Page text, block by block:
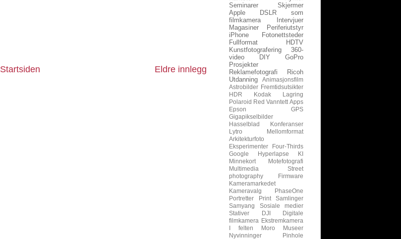
Eldre innlegg
Startsiden
Seminarer
Skjermer
Apple
DSLR som
filmkamera
Intervjuer
Magasiner
Periferiutstyr
iPhone
Fotonettsteder
Fullformat
HDTV
Kunstfotografering
360-
video
DIY
GoPro
Prosjekter
Reklamefotografi
Ricoh
Utdanning
Animasjonsfilm
Astrobilder Fremtidsutsikter
HDR
Kodak
Lagring
Polaroid Red Vanntett Apps
Epson
GPS
Gigapikselbilder
Hasselblad
Konferanser
Lytro
Mellomformat
Arkitekturfoto
Eksperimenter
Four-Thirds
Google
Hyperlapse
KI
Minnekort
Motefotografi
Multimedia
Street
photography
Firmware
Kameramarkedet
Kameravalg
PhaseOne
Portretter
Print
Samlinger
Samyang
Sosiale medier
Stativer
DJI
Digitale
filmkamera Ekstremkamera
I felten
Moro
Museer
Nyvinninger
Pinhole